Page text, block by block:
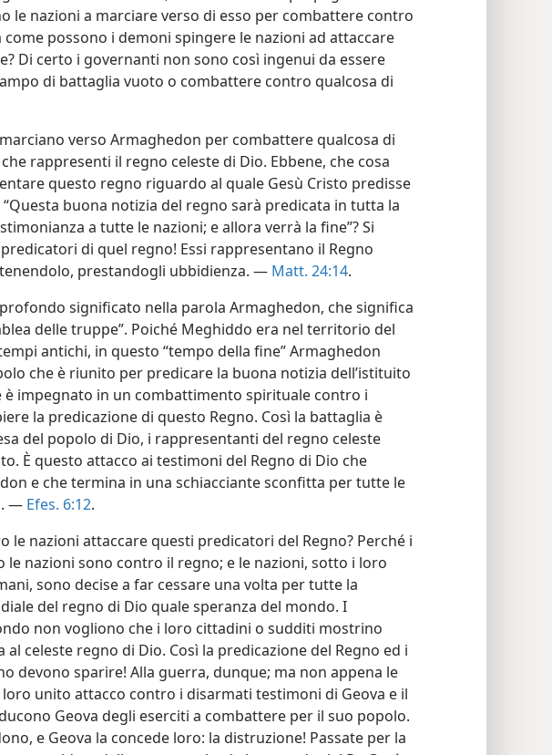
le nazioni a marciare verso di esso per combattere contro
come possono i demoni spingere le nazioni ad attaccare
Di certo i governanti non sono così ingenui da essere
di battaglia vuoto o combattere contro qualcosa di
verso Armaghedon per combattere qualcosa di
rappresenti il regno celeste di Dio. Ebbene, che cosa
questo regno riguardo al quale Gesù Cristo predisse
buona notizia del regno sarà predicata in tutta la
a tutte le nazioni; e allora verrà la fine”? Si
di quel regno! Essi rappresentano il Regno
prestandogli ubbidienza. — Matt. 24:14.
significato nella parola Armaghedon, che significa
delle truppe”. Poiché Meghiddo era nel territorio del
antichi, in questo “tempo della fine” Armaghedon
che è riunito per predicare la buona notizia dell’istituito
è impegnato in un combattimento spirituale contro i
la predicazione di questo Regno. Così la battaglia è
del popolo di Dio, i rappresentanti del regno celeste
È questo attacco ai testimoni del Regno di Dio che
e che termina in una schiacciante sconfitta per tutte le
— Efes. 6:12.
le nazioni attaccare questi predicatori del Regno? Perché i
le nazioni sono contro il regno; e le nazioni, sotto i loro
sono decise a far cessare una volta per tutte la
del regno di Dio quale speranza del mondo. I
non vogliono che i loro cittadini o sudditi mostrino
al celeste regno di Dio. Così la predicazione del Regno ed i
devono sparire! Alla guerra, dunque; ma non appena le
unito attacco contro i disarmati testimoni di Geova e il
Geova degli eserciti a combattere per il suo popolo.
e Geova la concede loro: la distruzione! Passate per la